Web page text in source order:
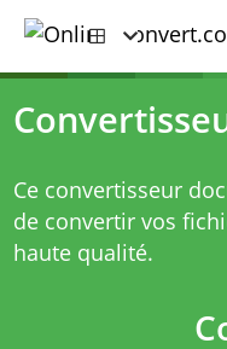
Ce convertisseur
de convertir vos
haute qualité.